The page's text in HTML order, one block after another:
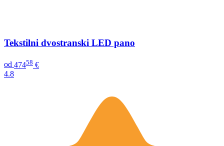
Tekstilni dvostranski LED pano
od 47458 €
4.8